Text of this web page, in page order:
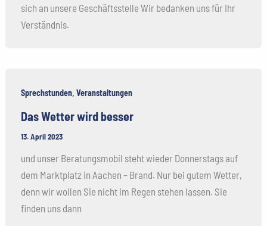
sich an unsere Geschäftsstelle Wir bedanken uns für Ihr
Verständnis.
Sprechstunden, Veranstaltungen
Das Wetter wird besser
13. April 2023
und unser Beratungsmobil steht wieder Donnerstags auf
dem Marktplatz in Aachen – Brand. Nur bei gutem Wetter,
denn wir wollen Sie nicht im Regen stehen lassen. Sie
finden uns dann